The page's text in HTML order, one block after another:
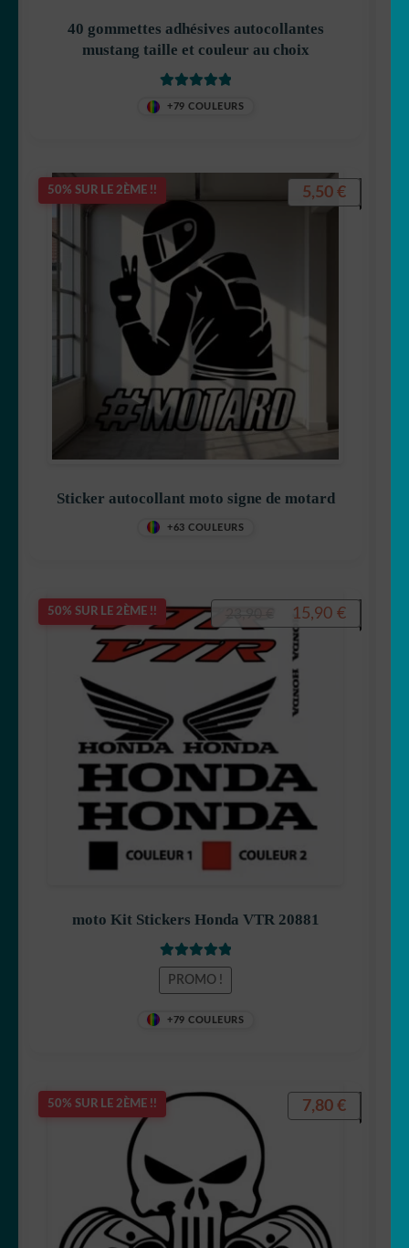
40 gommettes adhésives autocollantes
mustang taille et couleur au choix
+79 COULEURS
50% SUR LE 2ÈME !!
Sticker autocollant moto signe de motard
+63 COULEURS
5,50 €
50% SUR LE 2ÈME !!
moto Kit Stickers Honda VTR 20881
Note5.00sur
5
PROMO !
+79 COULEURS
Le
prix
initial
était :
23,90 €.
15,90 €Le
50% SUR LE 2ÈME !! 7,80 €